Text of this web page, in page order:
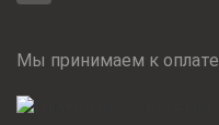
Мы принимаем к оплате